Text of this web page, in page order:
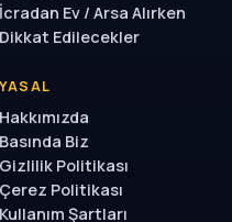
İcradan Ev / Arsa Alırken
Dikkat Edilecekler
YASAL
Hakkımızda
Basında Biz
Gizlilik Politikası
Çerez Politikası
Kullanım Şartları